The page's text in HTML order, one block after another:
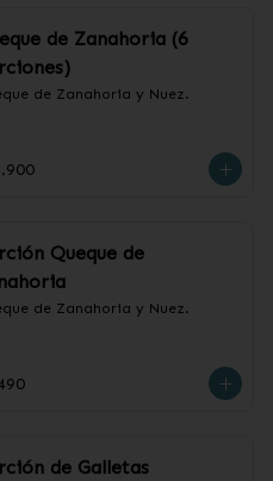
de Zanahoria (6
de Zanahoria y Nuez.
Queque de
de Zanahoria y Nuez.
de Galletas